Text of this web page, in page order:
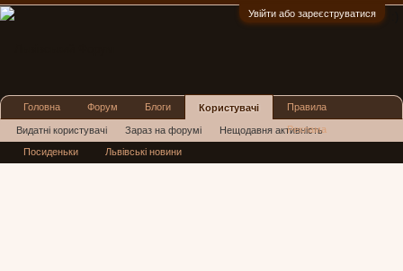
Увійти або зареєструватися
Головна Форум Блоги Користувачі
Видатні користувачі Зараз на форумі Нещодавня активність
Нові повідомлення профілю
Правила
Реклама
Посиденьки Львівські новини